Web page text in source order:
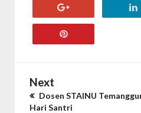
Next
Dosen STAINU
Hari Santri